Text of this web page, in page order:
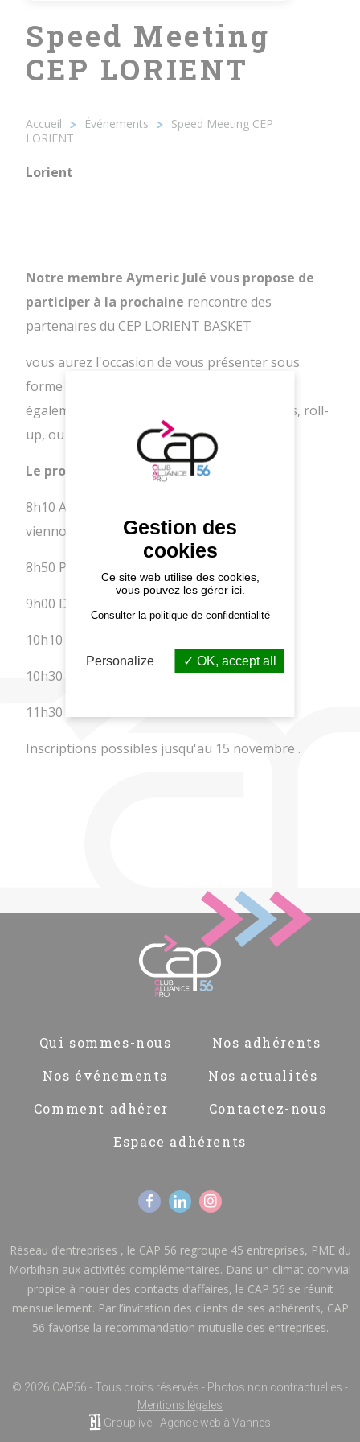
Speed Meeting
CEP LORIENT
Fil
Accueil Événements
Speed Meeting CEP
LORIENT
Lorient
Notre membre Aymeric Julé vous propose de
participer à la prochaine rencontre des
partenaires du CEP LORIENT BASKET
vous aurez l'occasion de vous présenter sous
forme de plusieurs tables rondes, et aurez
également la possibilité d'apporter vos flyers, roll-
up, ou autres supports.
Le programme :
8h10 Accueil des participants (café, thé,
viennoiseries, etc...)
8h50 Présentation de la journée
9h00 Début des entretiens
10h10 Pause
10h30 Reprise des entretiens
11h30 Fin des tours de tables
Inscriptions possibles jusqu'au 15 novembre .
Qui sommes-nous
Nos adhérents
Nos événements
Nos actualités
Comment adhérer
Contactez-nous
Espace adhérents
Réseau d’entreprises , le CAP 56 regroupe 45 entreprises, PME du
Morbihan aux activités complémentaires. Dans un climat convivial
propice à nouer des contacts d’affaires, le CAP 56 se réunit
mensuellement. Par l’invitation des clients de ses adhérents, CAP
56 favorise la recommandation mutuelle des entreprises.
© 2026 CAP56 - Tous droits réservés - Photos non contractuelles -
Mentions légales
Grouplive - Agence web à Vannes
Gestion des
cookies
Ce site web utilise des cookies,
vous pouvez les gérer ici.
Consulter la politique de confidentialité
Personalize OK, accept all